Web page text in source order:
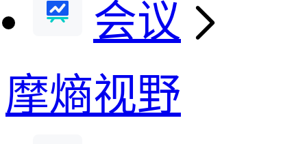
会议
摩熵视野